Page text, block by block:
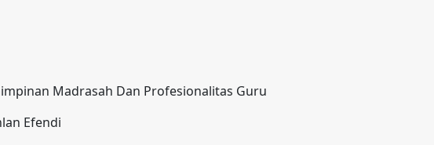
Madrasah Dan Profesionalitas Guru
Efendi